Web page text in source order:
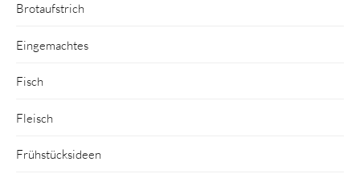
Brotaufstrich
Eingemachtes
Fisch
Fleisch
Frühstücksideen